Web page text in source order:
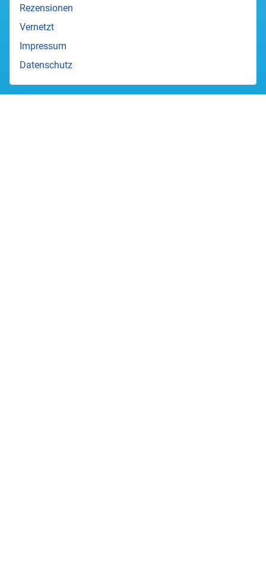
Rezensionen
Vernetzt
Impressum
Datenschutz